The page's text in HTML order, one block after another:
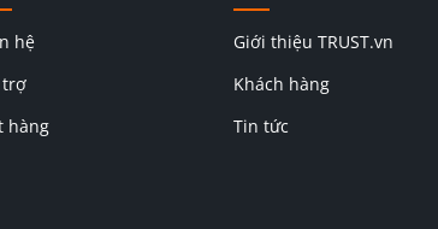
hệ
trợ
hàng
Giới thiệu TRUST.vn
Khách hàng
Tin tức